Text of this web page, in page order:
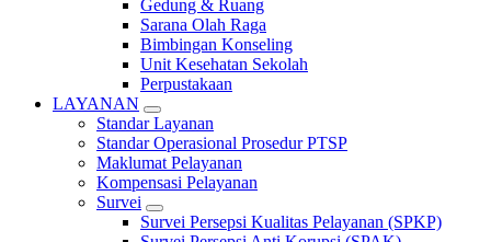
Gedung & Ruang
Sarana Olah Raga
Bimbingan Konseling
Unit Kesehatan Sekolah
Perpustakaan
LAYANAN
Standar Layanan
Standar Operasional Prosedur PTSP
Maklumat Pelayanan
Kompensasi Pelayanan
Survei
Survei Persepsi Kualitas Pelayanan (SPKP)